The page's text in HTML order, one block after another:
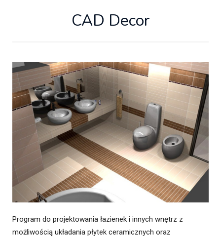
CAD Decor
Program do projektowania łazienek i innych wnętrz z
możliwością układania płytek ceramicznych oraz